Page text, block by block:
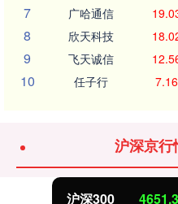
7 广哈通信
8 欣天科技
9 飞天诚信
10 任子行 7.16
沪深京行
沪深300